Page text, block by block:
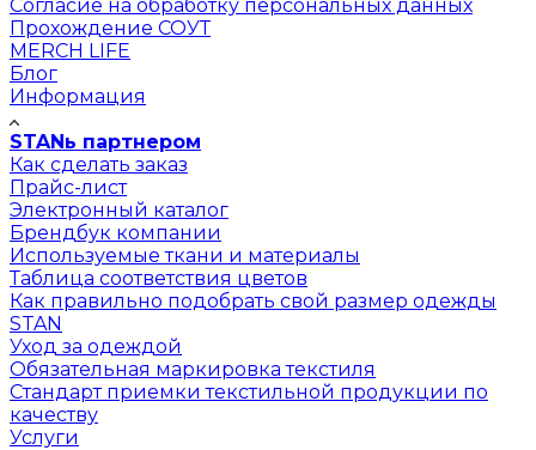
Согласие на обработку персональных данных
Прохождение СОУТ
MERCH LIFE
Блог
Информация
STANь партнером
Как сделать заказ
Прайс-лист
Электронный каталог
Брендбук компании
Используемые ткани и материалы
Таблица соответствия цветов
Как правильно подобрать свой размер одежды
STAN
Уход за одеждой
Обязательная маркировка текстиля
Стандарт приемки текстильной продукции по
качеству
Услуги